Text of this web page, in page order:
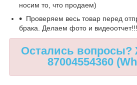
носим то, что продаем)
Проверяем весь товар перед
брака. Делаем фото и видеоотчет!!!
Остались
87004554360